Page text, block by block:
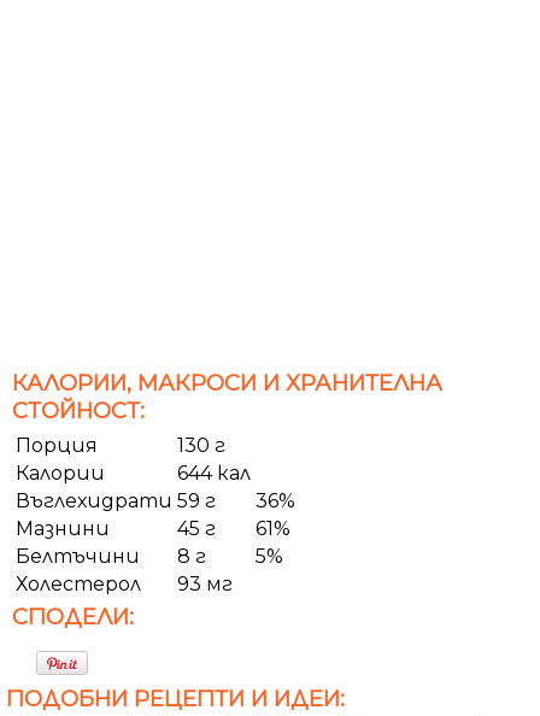
КАЛОРИИ, МАКРОСИ И ХРАНИТЕЛНА
СТОЙНОСТ:
Порция
130 г
Калории
644 кал
Въглехидрати 59 г
36%
Мазнини
45 г
61%
Белтъчини
8 г
5%
Холестерол
93 мг
СПОДЕЛИ:
ПОДОБНИ РЕЦЕПТИ И ИДЕИ: